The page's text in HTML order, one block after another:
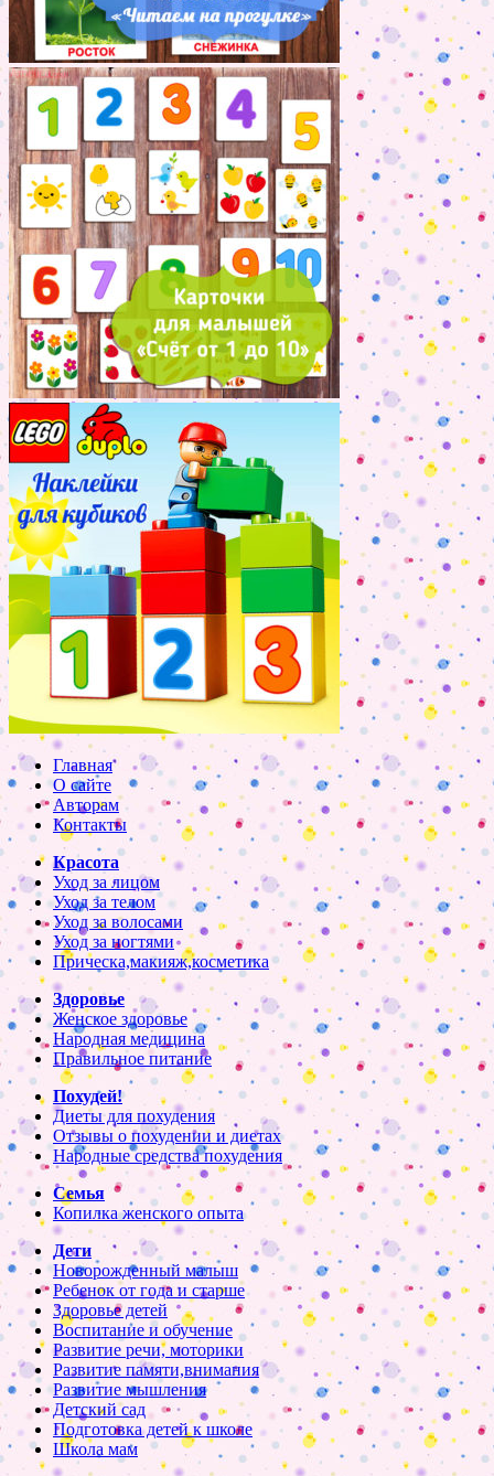
Главная
О сайте
Авторам
Контакты
Красота
Уход за лицом
Уход за телом
Уход за волосами
Уход за ногтями
Прическа,макияж,косметика
Здоровье
Женское здоровье
Народная медицина
Правильное питание
Похудей!
Диеты для похудения
Отзывы о похудении и диетах
Народные средства похудения
Семья
Копилка женского опыта
Дети
Новорожденный малыш
Ребенок от года и старше
Здоровье детей
Воспитание и обучение
Развитие речи, моторики
Развитие памяти,внимания
Развитие мышления
Детский сад
Подготовка детей к школе
Школа мам